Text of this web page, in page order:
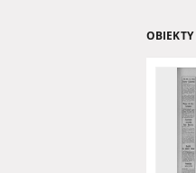
OBIEKTY